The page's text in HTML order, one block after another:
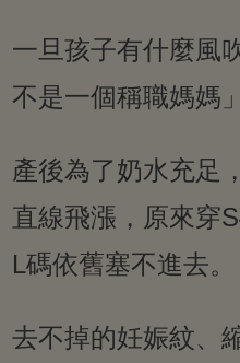
一旦孩子有什麼風
不是一個稱職媽媽
產後為了奶水充足
直線飛漲，原來穿
L碼依舊塞不進去。
去不掉的妊娠紋、